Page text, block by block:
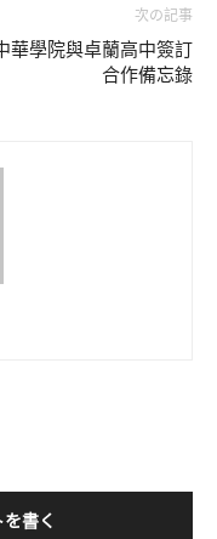
次の記事
華學院與卓蘭高中簽訂
合作備忘錄
書く